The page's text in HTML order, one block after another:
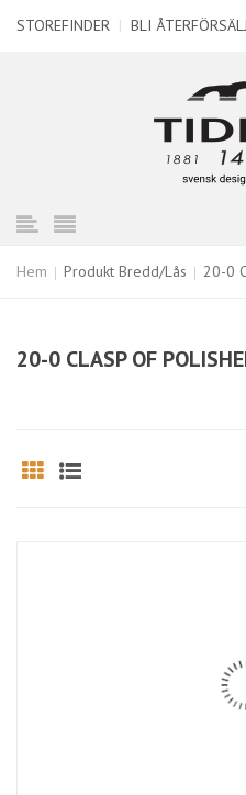
STOREFINDER | BLI
Hem Produkt Bredd/Lås 20-0
20-0 CLASP OF